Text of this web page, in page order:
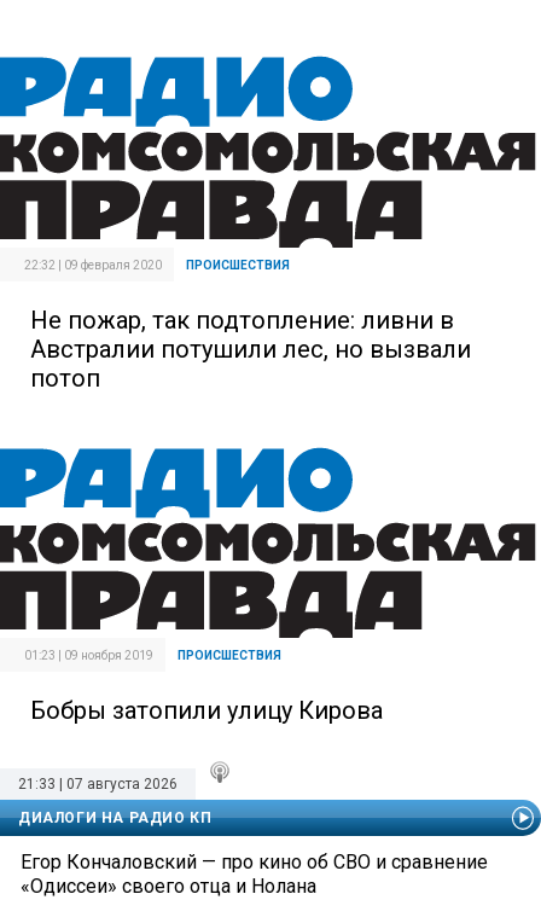
22:32 | 09 февраля 2020 ПРОИСШЕСТВИЯ
Не пожар, так подтопление: ливни в
Австралии потушили лес, но вызвали
потоп
01:23 | 09 ноября 2019 ПРОИСШЕСТВИЯ
Бобры затопили улицу Кирова
21:33 | 07 августа 2026
ДИАЛОГИ НА РАДИО КП
Егор Кончаловский — про кино об СВО и сравнение
«Одиссеи» своего отца и Нолана